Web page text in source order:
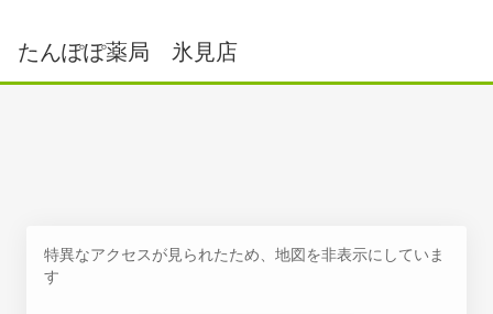
たんぽぽ薬局 氷見店
特異なアクセスが見られたため、地図を非表示にしていま
す